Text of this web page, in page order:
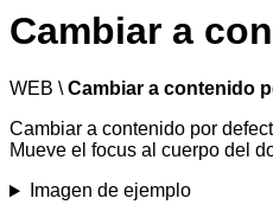
Cambiar a
WEB \Cambiar a contenido
Cambiar a contenido por
Mueve el focus al cuerpo del
Imagen de ejemplo